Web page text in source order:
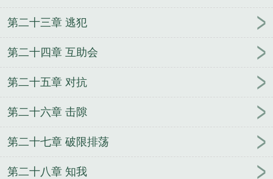
第二十三章 逃犯
第二十四章 互助会
第二十五章 对抗
第二十六章 击隙
第二十七章 破限排荡
第二十八章 知我